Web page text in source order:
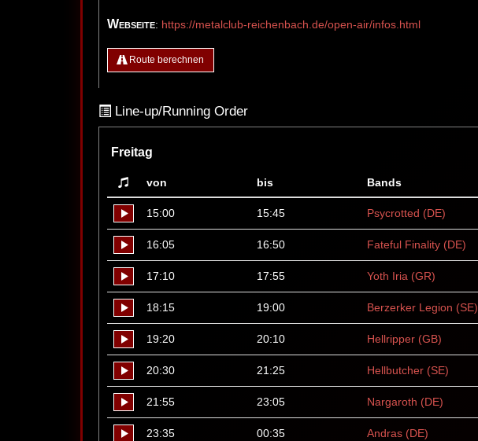
Webseite: https://metalclub-reichenbach.de/open-air/infos.html
Route berechnen
Line-up/Running Order
Freitag
von bis Bands
15:00 15:45 Psycrotted (DE)
16:05 16:50 Fateful Finality (DE)
17:10 17:55 Yoth Iria (GR)
18:15 19:00 Berzerker Legion (SE)
19:20 20:10 Hellripper (GB)
20:30 21:25 Hellbutcher (SE)
21:55 23:05 Nargaroth (DE)
23:35 00:35 Andras (DE)